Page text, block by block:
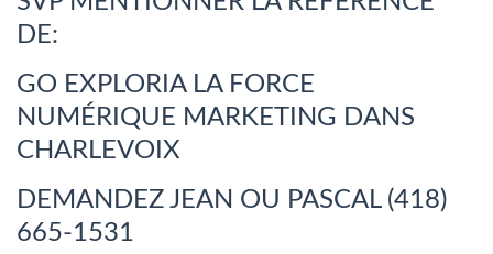
DE:
GO EXPLORIA LA FORCE
NUMÉRIQUE MARKETING DANS
CHARLEVOIX
DEMANDEZ JEAN OU PASCAL (418)
665-1531